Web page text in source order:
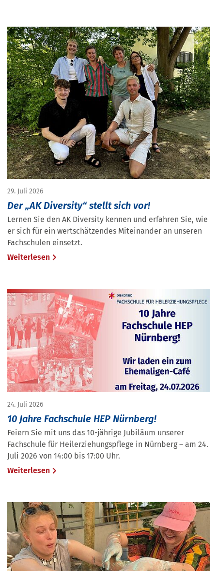
29. Juli 2026
Der „AK Diversity“ stellt sich vor!
Lernen Sie den AK Diversity kennen und erfahren Sie, wie
er sich für ein wertschätzendes Miteinander an unseren
Fachschulen einsetzt.
Weiterlesen
24. Juli 2026
10 Jahre Fachschule HEP Nürnberg!
Feiern Sie mit uns das 10-jährige Jubiläum unserer
Fachschule für Heilerziehungspflege in Nürnberg – am 24.
Juli 2026 von 14:00 bis 17:00 Uhr.
Weiterlesen